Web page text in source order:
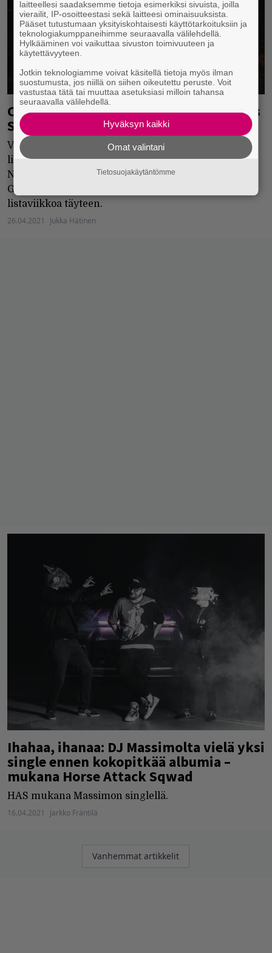
Cannibal Corpselle korkein listasijoitus
Suomessa
Vesterinen yhtyeineen ja DJ Massimo kotimaiset
listauutuudet. Williamin Flyys ja tuottajaduo
Nightshiftin Kivullisii nousevat singelistalle.
Gettomasalle, Rammsteinille ja Aviciille sata
listaviikkoa täyteen.
26.04.2021 Jukka Hätinen
Ihahaa, ihanaa: DJ Massimolta vielä yksi
single ennen kokopitkää albumia –
mukana Horse Attack Sqwad
HAS mukana Massimon singlellä.
16.04.2021 Jarkko Fräntilä
Artikkelien
Vanhemmat artikkelit
laitteellesi saadaksemme tietoja esimerkiksi sivuista, joilla
vierailit, IP-osoitteestasi sekä laitteesi ominaisuuksista.
Pääset tutustumaan yksityiskohtaisesti käyttötarkoituksiin ja
teknologiakumppaneihimme seuraavalla välilehdellä.
Hylkääminen voi vaikuttaa sivuston toimivuuteen ja
käytettävyyteen.
Jotkin teknologiamme voivat käsitellä tietoja myös ilman
suostumusta, jos niillä on siihen oikeutettu peruste. Voit
vastustaa tätä tai muuttaa asetuksiasi milloin tahansa
seuraavalla välilehdellä.
Hyväksyn kaikki
Omat valintani
Tietosuojakäytäntömme